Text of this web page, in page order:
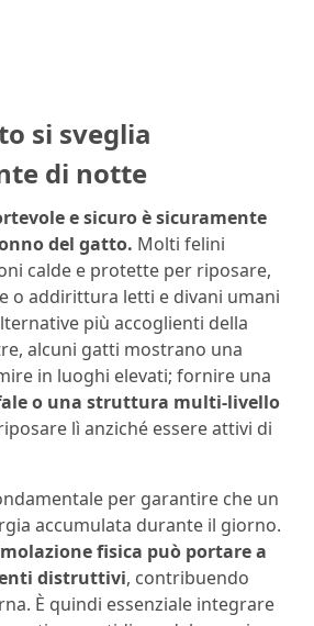
si sveglia
di notte
e sicuro è sicuramente
del gatto. Molti felini
calde e protette per riposare,
o addirittura letti e divani umani
più accoglienti della
alcuni gatti mostrano una
in luoghi elevati; fornire una
o una struttura multi-livello
lì anziché essere attivi di
per garantire che un
accumulata durante il giorno.
fisica può portare a
distruttivi, contribuendo
È quindi essenziale integrare